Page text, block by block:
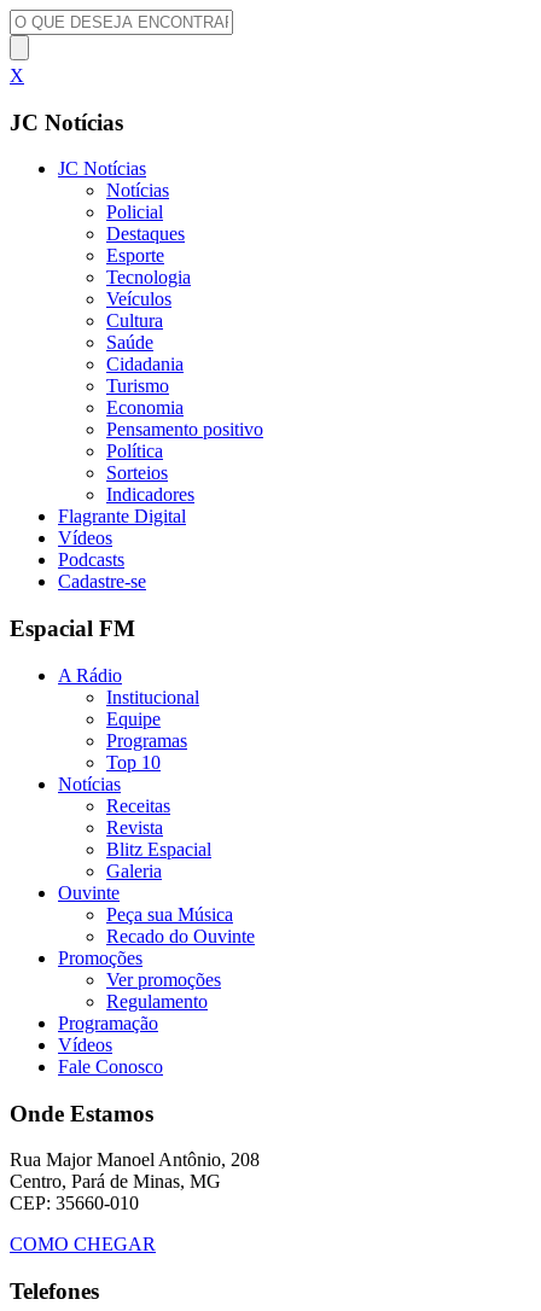
X
JC Notícias
JC Notícias
Notícias
Policial
Destaques
Esporte
Tecnologia
Veículos
Cultura
Saúde
Cidadania
Turismo
Economia
Pensamento positivo
Política
Sorteios
Indicadores
Flagrante Digital
Vídeos
Podcasts
Cadastre-se
Espacial FM
A Rádio
Institucional
Equipe
Programas
Top 10
Notícias
Receitas
Revista
Blitz Espacial
Galeria
Ouvinte
Peça sua Música
Recado do Ouvinte
Promoções
Ver promoções
Regulamento
Programação
Vídeos
Fale Conosco
Onde Estamos
Rua Major Manoel Antônio, 208
Centro, Pará de Minas, MG
CEP: 35660-010
COMO CHEGAR
Telefones